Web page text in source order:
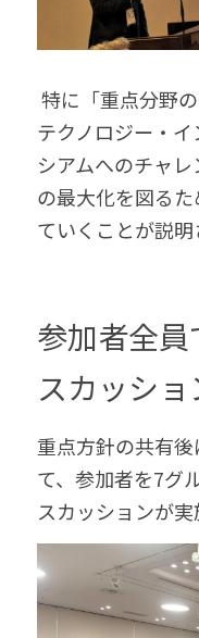
テクノロジー・
シアムへのチャ
の最大化を図る
ていくことが説明
参加者全員
スカッショ
重点方針の共有
て、参加者を7グ
スカッションが実